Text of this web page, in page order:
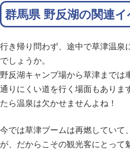
群馬県 野反湖の関連
行き帰り問わず、途中で草津温泉
でしょうか。
野反湖キャンプ場から草津までは
通りにくい道を行く場面もありま
たら温泉は欠かせませんよね！
今では草津ブームは再燃していて
が、だからこその観光客にとって